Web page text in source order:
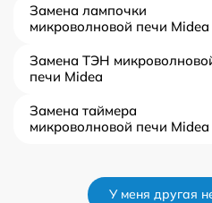
Замена лампочки
микроволновой печи Midea
Замена ТЭН
печи Midea
Замена таймера
микроволновой печи Midea
У меня другая